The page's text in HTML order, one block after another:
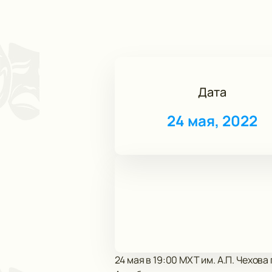
Дата
24 мая, 2022
24 мая в 19:00 МХТ им. А.П.